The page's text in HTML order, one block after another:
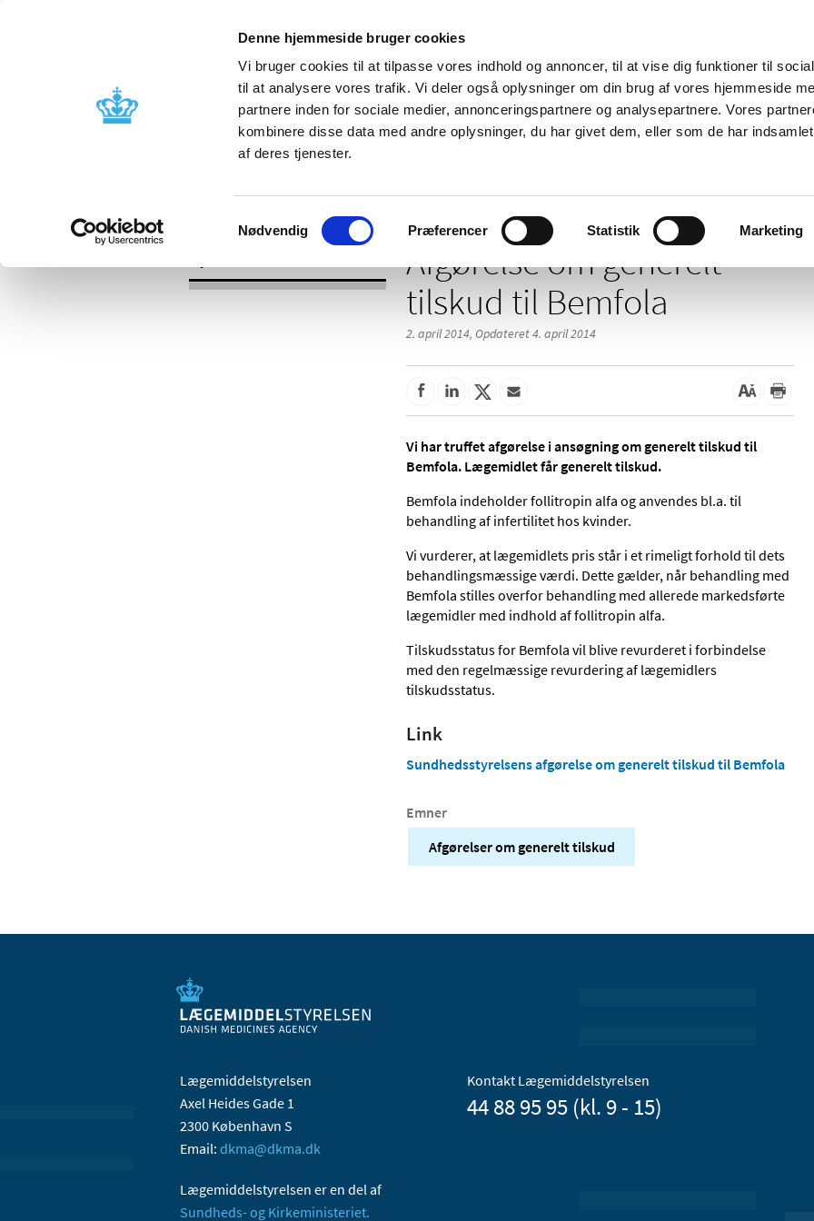
Denne hjemmeside bruger cookies
Vi bruger cookies til at tilpasse vores indhold og annoncer, til at vise dig funktioner til
til at analysere vores trafik. Vi deler også oplysninger om din brug af vores hjemmeside
partnere inden for sociale medier, annonceringspartnere og analysepartnere. Vores
kombinere disse data med andre oplysninger, du har givet dem, eller som de har
af deres tjenester.
Samtykkevalg
Nødvendig Præferencer Statistik Marketing
Nyheder Om os Kontakt
Godkendelse og
Bivirkninger og
produktinformation
Tilskud og
Apoteker og salg af
Afgørelse om generelt
tilskud til Bemfola
2. april 2014, Opdateret 4. april 2014
Vi har truffet afgørelse i ansøgning om generelt tilskud til
Bemfola. Lægemidlet får generelt tilskud.
Bemfola indeholder follitropin alfa og anvendes bl.a. til
behandling af infertilitet hos kvinder.
Vi vurderer, at lægemidlets pris står i et rimeligt forhold til dets
behandlingsmæssige værdi. Dette gælder, når behandling med
Bemfola stilles overfor behandling med allerede markedsførte
lægemidler med indhold af follitropin alfa.
Tilskudsstatus for Bemfola vil blive revurderet i forbindelse
med den regelmæssige revurdering af lægemidlers
tilskudsstatus.
Link
Sundhedsstyrelsens afgørelse om generelt tilskud til Bemfola
Emner
Afgørelser om generelt tilskud
Lægemiddelstyrelsen
Axel Heides Gade 1
2300 København S
Email: dkma@dkma.dk
Lægemiddelstyrelsen er en del af
Sundheds- og Kirkeministeriet.
Kontakt Lægemiddelstyrelsen
44 88 95 95 (kl. 9 - 15)